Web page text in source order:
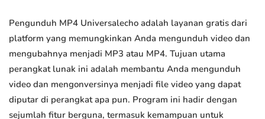
Pengunduh MP4 Universalecho adalah layanan gratis dari
platform yang memungkinkan Anda mengunduh video dan
mengubahnya menjadi MP3 atau MP4. Tujuan utama
perangkat lunak ini adalah membantu Anda mengunduh
video dan mengonversinya menjadi file video yang dapat
diputar di perangkat apa pun. Program ini hadir dengan
sejumlah fitur berguna, termasuk kemampuan untuk